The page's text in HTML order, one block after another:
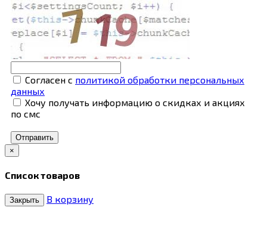
Согласен с политикой обработки персональных
данных
Хочу получать информацию о скидках и акциях
по смс
Отправить
×
Список товаров
Закрыть В корзину